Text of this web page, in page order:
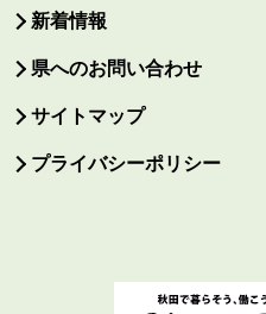
新着情報
県へのお問い合わせ
サイトマップ
プライバシーポリシー